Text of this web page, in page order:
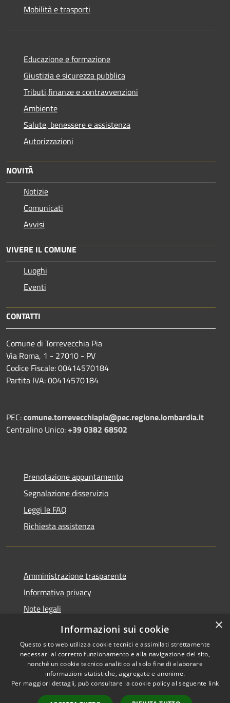
Mobilità e trasporti
Educazione e formazione
Giustizia e sicurezza pubblica
Tributi,finanze e contravvenzioni
Ambiente
Salute, benessere e assistenza
Autorizzazioni
NOVITÀ
Notizie
Comunicati
Avvisi
VIVERE IL COMUNE
Luoghi
Eventi
CONTATTI
Comune di Torrevecchia Pia
Via Roma, 1 - 27010 - PV
Codice Fiscale: 00414570184
Partita IVA: 00414570184
PEC:comune.torrevecchiapia@pec.regione.lombardia.it
Centralino Unico:+39 0382 68502
Prenotazione appuntamento
Segnalazione disservizio
Leggi le FAQ
Richiesta assistenza
Amministrazione trasparente
Informativa privacy
Note legali
Dichiarazione di accessibilità
Accessibilità
Copyright © 2026 • Comune di
Torrevecchia Pia • Powered by
×
Informazioni sui cookie
Questo sito web utilizza cookie tecnici e assimilati strettamente
necessari al corretto funzionamento e alla navigazione del sito,
nonché un cookie tecnico analitico al solo fine di elaborare
informazioni statistiche, aggregate e anonime.
Per maggiori dettagli, può consultare la cookie policy al seguente link